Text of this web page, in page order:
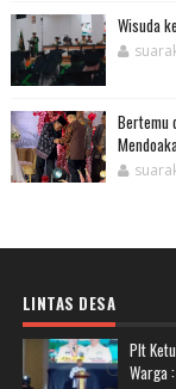
Wisuda
Bertemu
LINTAS DESA
Plt
Warga